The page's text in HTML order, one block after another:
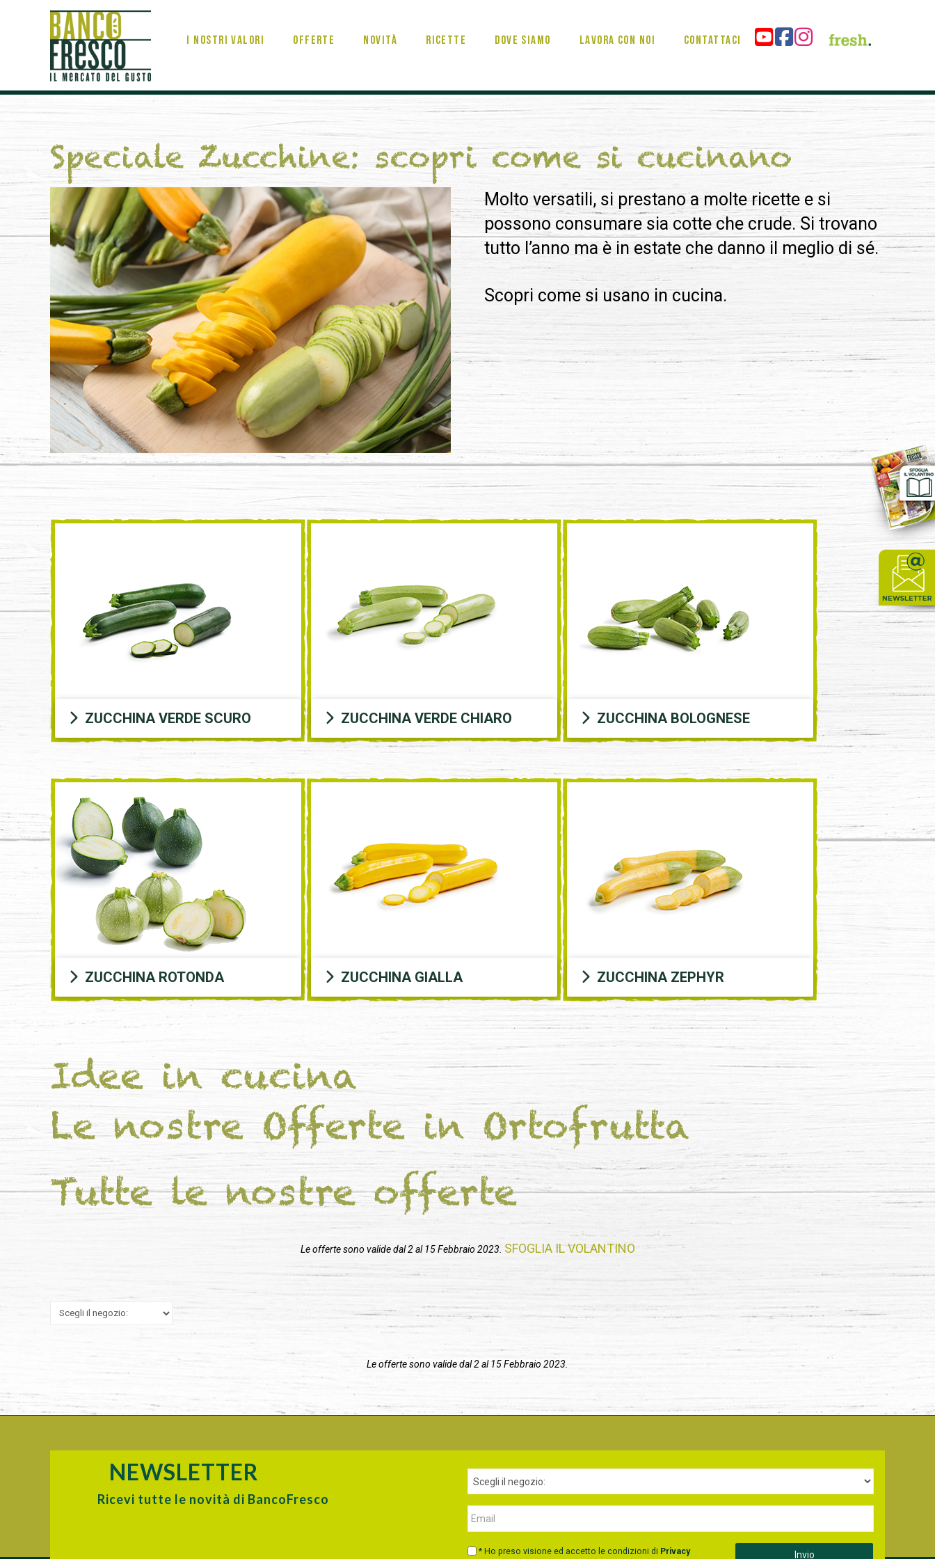
I nostri valori Offerte Novità Ricette Dove Siamo Lavora con noi Contattaci
Speciale Zucchine: scopri come si cucinano
Molto versatili, si prestano a molte ricette e si
possono consumare sia cotte che crude. Si trovano
tutto l’anno ma è in estate che danno il meglio di sé.
Scopri come si usano in cucina.
ZUCCHINA VERDE SCURO ZUCCHINA VERDE CHIARO ZUCCHINA BOLOGNESE
ZUCCHINA ROTONDA ZUCCHINA GIALLA ZUCCHINA ZEPHYR
Idee in cucina
Le nostre Offerte in Ortofrutta
Tutte le nostre offerte
Le offerte sono valide dal 2 al 15 Febbraio 2023. SFOGLIA IL VOLANTINO
Le offerte sono valide dal 2 al 15 Febbraio 2023.
NEWSLETTER
Ricevi tutte le novità di BancoFresco
* Ho preso visione ed accetto le condizioni di Privacy